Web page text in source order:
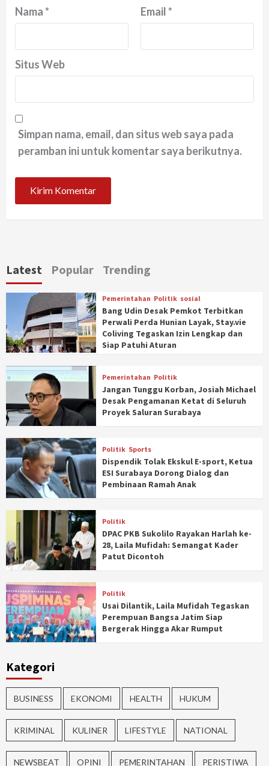
Nama* Email*
Situs Web
Simpan nama, email, dan situs web saya pada
peramban ini untuk komentar saya berikutnya.
Latest Popular Trending
Pemerintahan Politik sosial
Bang Udin Desak Pemkot Terbitkan
Perwali Perda Hunian Layak, Stay.vie
Coliving Tegaskan Izin Lengkap dan
Siap Patuhi Aturan
Pemerintahan Politik
Jangan Tunggu Korban, Josiah Michael
Desak Pengamanan Ketat di Seluruh
Proyek Saluran Surabaya
Politik Sports
Dispendik Tolak Ekskul E-sport, Ketua
ESI Surabaya Dorong Dialog dan
Pembinaan Ramah Anak
Politik
DPAC PKB Sukolilo Rayakan Harlah ke-
28, Laila Mufidah: Semangat Kader
Patut Dicontoh
Politik
Usai Dilantik, Laila Mufidah Tegaskan
Perempuan Bangsa Jatim Siap
Bergerak Hingga Akar Rumput
Kategori
BUSINESS EKONOMI HEALTH HUKUM
KRIMINAL KULINER LIFESTYLE NATIONAL
NEWSBEAT OPINI PEMERINTAHAN PERISTIWA